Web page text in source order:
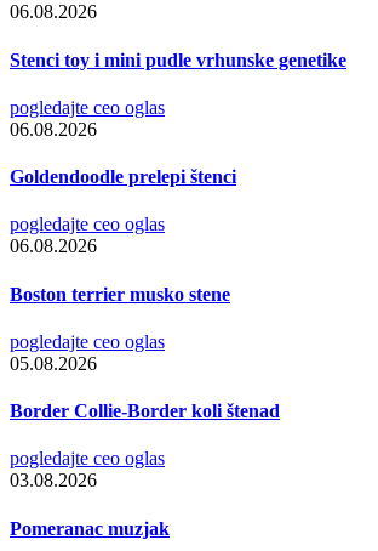
06.08.2026
Stenci toy i mini pudle vrhunske genetike
pogledajte ceo oglas
06.08.2026
Goldendoodle prelepi štenci
pogledajte ceo oglas
06.08.2026
Boston terrier musko stene
pogledajte ceo oglas
05.08.2026
Border Collie-Border koli štenad
pogledajte ceo oglas
03.08.2026
Pomeranac muzjak